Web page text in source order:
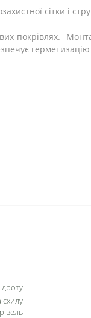
сітки і
покрівлях.
дроту
схилу